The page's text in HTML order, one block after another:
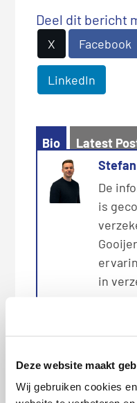
Deze website maakt
Wij gebruiken cookies
Deel dit bericht
X Facebook
LinkedIn
Bio
Latest
De
is
in
om